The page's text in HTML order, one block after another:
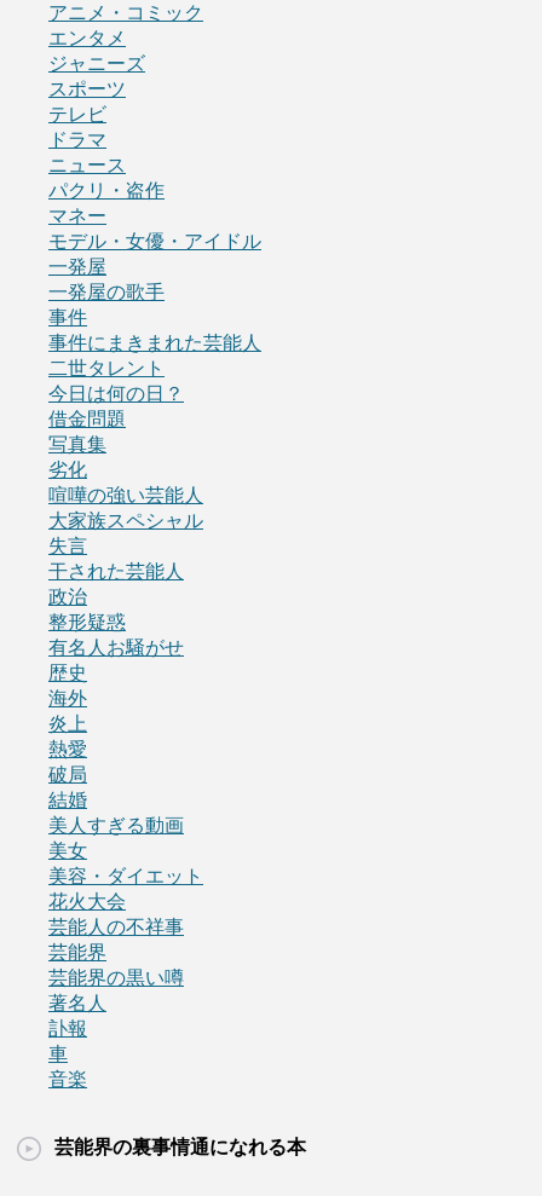
アニメ・コミック
エンタメ
ジャニーズ
スポーツ
テレビ
ドラマ
ニュース
パクリ・盗作
マネー
モデル・女優・アイドル
一発屋
一発屋の歌手
事件
事件にまきまれた芸能人
二世タレント
今日は何の日？
借金問題
写真集
劣化
喧嘩の強い芸能人
大家族スペシャル
失言
干された芸能人
政治
整形疑惑
有名人お騒がせ
歴史
海外
炎上
熱愛
破局
結婚
美人すぎる動画
美女
美容・ダイエット
花火大会
芸能人の不祥事
芸能界
芸能界の黒い噂
著名人
訃報
車
音楽
芸能界の裏事情通になれる本